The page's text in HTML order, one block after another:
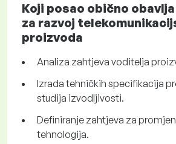
Koji posao obično
za razvoj
proizvoda
Analiza zahtjeva voditelja
Izrada tehničkih specifikacija
studija izvodljivosti.
Definiranje zahtjeva za
tehnologija.